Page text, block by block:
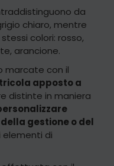
da
chiaro, mentre
colori: rosso,
arancione.
marcate con il
apposto a
distinte in maniera
gestione o del
elementi di